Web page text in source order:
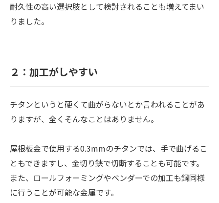
耐久性の高い選択肢として検討されることも増えてまい
りました。
２：加工がしやすい
チタンというと硬くて曲がらないとか言われることがあ
りますが、全くそんなことはありません。
屋根板金で使用する0.3mmのチタンでは、手で曲げるこ
ともできますし、金切り鋏で切断することも可能です。
また、ロールフォーミングやベンダーでの加工も鋼同様
に行うことが可能な金属です。